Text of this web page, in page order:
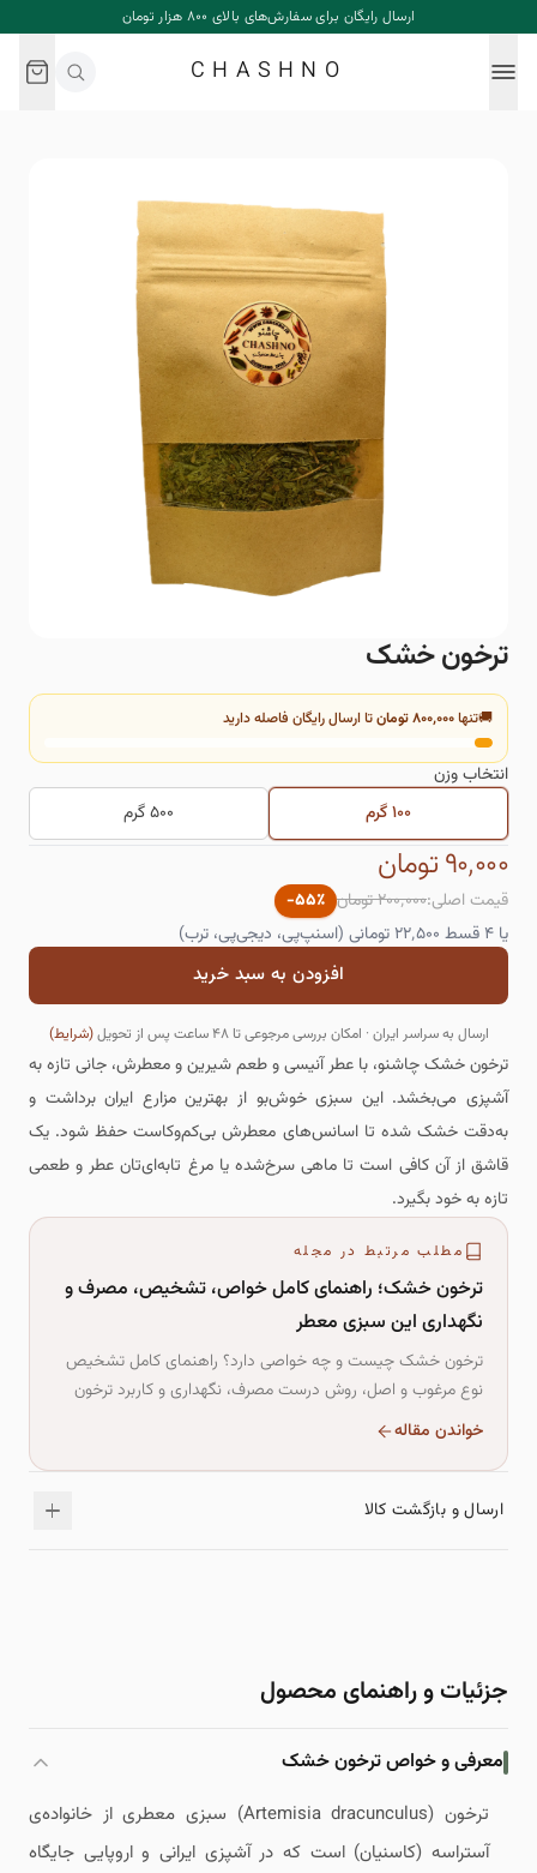
ارسال رایگان برای سفارش‌های بالای ۸۰۰ هزار تومان
CHASHNO
ترخون خشک
🚚تنها۸۰۰٬۰۰۰ تومان تا ارسال رایگان فاصله دارید
انتخابوزن
۱۰۰ گرم
۵۰۰ گرم
۹۰٬۰۰۰ تومان
قیمت اصلی:۲۰۰٬۰۰۰ تومان -۵۵٪
یا ۴ قسط
۲۲٬۵۰۰تومانی (اسنپ‌پی، دیجی‌پی، ترب)
افزودن به سبد خرید
ارسال به سراسر ایران · امکان بررسی مرجوعی تا ۴۸ ساعت پس از تحویل (شرایط)
ترخون خشک چاشنو، با عطر آنیسی و طعم شیرین و معطرش، جانی تازه به
آشپزی می‌بخشد. این سبزی خوش‌بو از بهترین مزارع ایران برداشت و
به‌دقت خشک شده تا اسانس‌های معطرش بی‌کم‌وکاست حفظ شود. یک
قاشق از آن کافی است تا ماهی سرخ‌شده یا مرغ تابه‌ای‌تان عطر و طعمی
تازه به خود بگیرد.
مطلب مرتبط در مجله
ترخون خشک؛ راهنمای کامل خواص، تشخیص، مصرف و
نگهداری این سبزی معطر
ترخون خشک چیست و چه خواصی دارد؟ راهنمای کامل تشخیص
نوع مرغوب و اصل، روش درست مصرف، نگهداری و کاربرد ترخون
خشک در آشپزی ایرانی و سس‌های خوش‌عطر.
خواندن مقاله
ارسال و بازگشت کالا
جزئیات و راهنمای محصول
معرفی و خواص ترخون خشک
ترخون (Artemisia dracunculus) سبزی معطری از خانواده‌ی
آستراسه (کاسنیان) است که در آشپزی ایرانی و اروپایی جایگاه